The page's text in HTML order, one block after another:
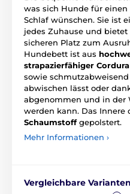
was sich Hunde für
Schlaf wünschen. Sie ist
jedes Zuhause und
sicheren Platz zum
Hundebett ist aus
strapazierfähiger Cordura
sowie
abwischen lässt oder
abgenommen und in der
werden kann. Das
Schaumstoffgepolstert.
Mehr Informationen ›
Vergleichbare